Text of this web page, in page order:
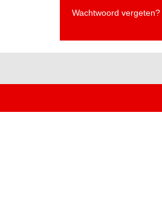
Wachtwoord vergeten?